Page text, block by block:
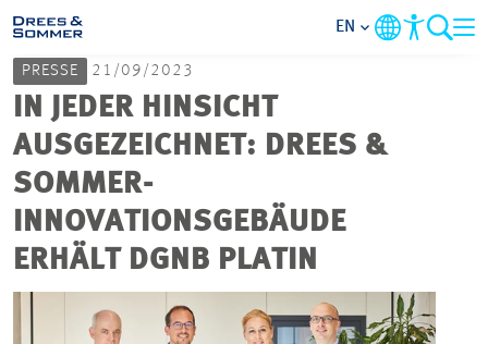
MARKETS
COMPANY
FOCUS AREAS
EN
PRESSE 21/09/2023
IN JEDER HINSICHT
AUSGEZEICHNET: DREES &
SOMMER-
INNOVATIONSGEBÄUDE
ERHÄLT DGNB PLATIN